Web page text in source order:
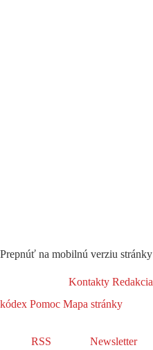
Prepnúť na mobilnú verziu stránky
Kontakty Redakcia
kódex Pomoc Mapa stránky
RSS Newsletter